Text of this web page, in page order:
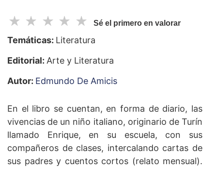
☆
☆
☆
☆
☆ Sé el primero en valorar
Temáticas: Literatura
Editorial: Arte y Literatura
Autor: Edmundo De Amicis
En el libro se cuentan, en forma de diario, las
vivencias de un niño italiano, originario de Turín
llamado Enrique, en su escuela, con sus
compañeros de clases, intercalando cartas de
sus padres y cuentos cortos (relato mensual).